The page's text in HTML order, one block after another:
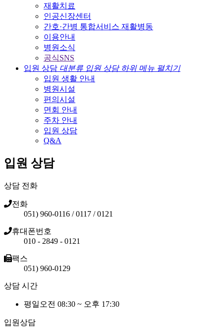
재활치료
인공신장센터
간호·간병 통합서비스 재활병동
이용안내
병원소식
공식SNS
입원 상담 대분류 입원 상담 하위 메뉴 펼치기
입원 생활 안내
병원시설
편의시설
면회 안내
주차 안내
입원 상담
Q&A
입원 상담
상담 전화
전화
051) 960-0116 / 0117 / 0121
휴대폰번호
010 - 2849 - 0121
팩스
051) 960-0129
상담 시간
평일오전 08:30 ~ 오후 17:30
입원상담